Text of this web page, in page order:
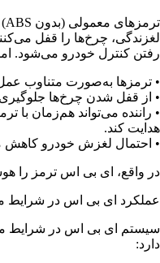
ترمزهای معمولی (بدون ABS
)
لغزندگی، چرخ‌ها را قفل
رفتن کنترل خودرو می‌شود.
• ترمزها به‌صورت متناوب
• از قفل شدن چرخ‌ها
• راننده می‌تواند هم‌زمان با
هدایت کند.
• احتمال لغزش خودرو کاهش
در واقع، ای بی اس ترمز را
عملکرد ای بی اس در شرایط
سیستم ای بی اس در شرایط
دارد: